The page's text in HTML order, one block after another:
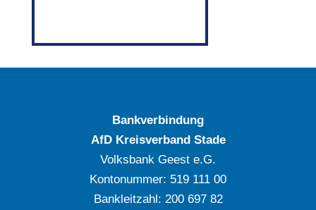
Bankverbindung
AfD Kreisverband Stade
Volksbank Geest e.G.
Kontonummer: ‍519 111 00
Bankleitzahl: ‍200 697 82